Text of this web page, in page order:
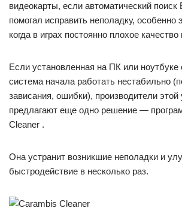
видеокарты, если автоматический поиск
помогал исправить неполадку, особенно
когда в играх постоянно плохое качество
Если установленная на ПК или ноутбуке
система начала работать нестабильно
зависания, ошибки), производители этой
предлагают еще одно решение —
Cleaner .
Она устранит возникшие неполадки и
быстродействие в несколько раз.